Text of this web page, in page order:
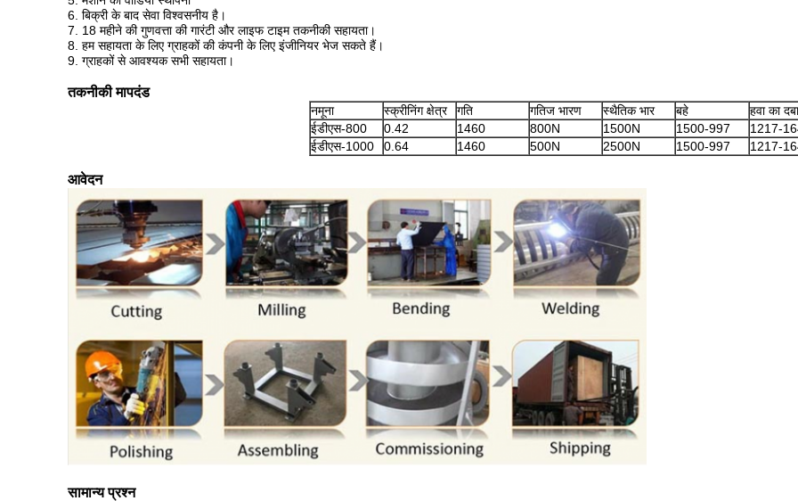
6. बिक्री के बाद सेवा विश्वसनीय है।
7. 18 महीने की गुणवत्ता की गारंटी और लाइफ टाइम तकनीकी सहायता।
8. हम सहायता के लिए ग्राहकों की कंपनी के लिए इंजीनियर भेज सकते हैं।
9. ग्राहकों से आवश्यक सभी सहायता।
तकनीकी मापदंड
नमूना स्क्रीनिंग क्षेत्र गति गतिज भारण स्थैतिक भार बहे
हवा का
ईडीएस-800
0.42 1460 800N 1500N 1500-997
1217-
ईडीएस-1000
0.64 1460 500N 2500N 1500-997 1217-
आवेदन
सामान्य प्रश्न